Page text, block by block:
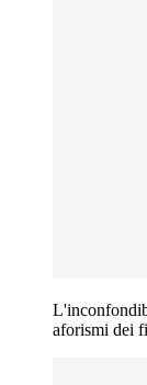
aforismi dei